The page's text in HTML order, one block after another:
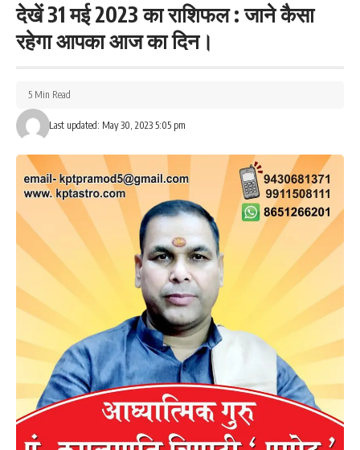
देखें 31 मई 2023 का राशिफल : जाने कैसा
रहेगा आपका आज का दिन।
Last updated: May 30, 2023 5:05 pm
5 Min Read